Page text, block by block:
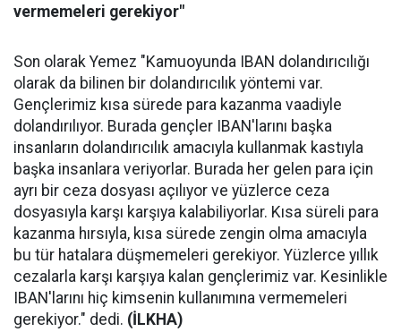
vermemeleri gerekiyor"
Son olarak Yemez "Kamuoyunda IBAN dolandırıcılığı
olarak da bilinen bir dolandırıcılık yöntemi var.
Gençlerimiz kısa sürede para kazanma vaadiyle
dolandırılıyor. Burada gençler IBAN'larını başka
insanların dolandırıcılık amacıyla kullanmak kastıyla
başka insanlara veriyorlar. Burada her gelen para için
ayrı bir ceza dosyası açılıyor ve yüzlerce ceza
dosyasıyla karşı karşıya kalabiliyorlar. Kısa süreli para
kazanma hırsıyla, kısa sürede zengin olma amacıyla
bu tür hatalara düşmemeleri gerekiyor. Yüzlerce yıllık
cezalarla karşı karşıya kalan gençlerimiz var. Kesinlikle
IBAN'larını hiç kimsenin kullanımına vermemeleri
gerekiyor." dedi. (İLKHA)